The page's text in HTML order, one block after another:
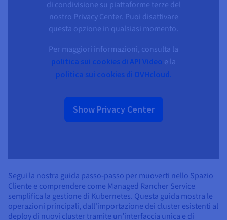
Segui la nostra guida passo-passo per muoverti nello Spazio
Cliente e comprendere come Managed Rancher Service
semplifica la gestione di Kubernetes. Questa guida mostra le
operazioni principali, dall'importazione dei cluster esistenti al
deploy di nuovi cluster tramite un’interfaccia unica e di
di condivisione su piattaforme terze del
nostro Privacy Center. Puoi disattivare
questa opzione in qualsiasi momento.
Per maggiori informazioni, consulta la
politica sui cookies di API Video e la
politica sui cookies di OVHcloud.
Show Privacy Center